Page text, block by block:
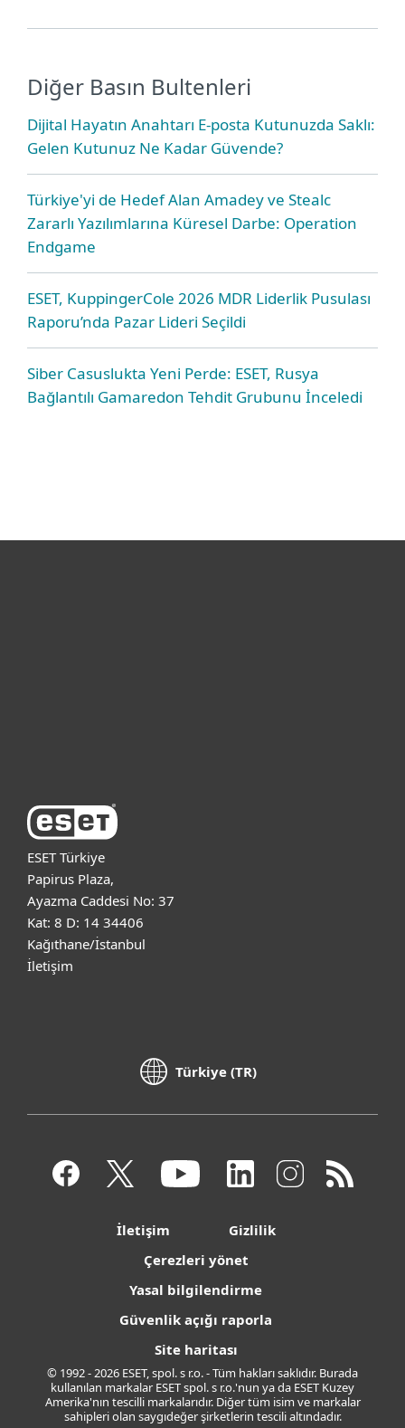
Diğer Basın Bultenleri
Dijital Hayatın Anahtarı E-posta Kutunuzda Saklı:
Gelen Kutunuz Ne Kadar Güvende?
Türkiye'yi de Hedef Alan Amadey ve Stealc
Zararlı Yazılımlarına Küresel Darbe: Operation
Endgame
ESET, KuppingerCole 2026 MDR Liderlik Pusulası
Raporu’nda Pazar Lideri Seçildi
Siber Casuslukta Yeni Perde: ESET, Rusya
Bağlantılı Gamaredon Tehdit Grubunu İnceledi
ESET Türkiye
Papirus Plaza,
Ayazma Caddesi No: 37
Kat: 8 D: 14 34406
Kağıthane/İstanbul
İletişim
Türkiye (TR)
İletişim
Gizlilik
Çerezleri yönet
Yasal bilgilendirme
Güvenlik açığı raporla
Site haritası
© 1992 - 2026 ESET, spol. s r.o. - Tüm hakları saklıdır. Burada
kullanılan markalar ESET spol. s r.o.'nun ya da ESET Kuzey
Amerika'nın tescilli markalarıdır. Diğer tüm isim ve markalar
sahipleri olan saygıdeğer şirketlerin tescili altındadır.